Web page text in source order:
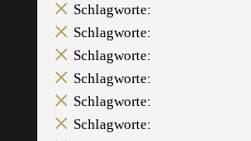
Schlagworte:
Schlagworte:
Schlagworte:
Schlagworte:
Schlagworte:
Schlagworte: